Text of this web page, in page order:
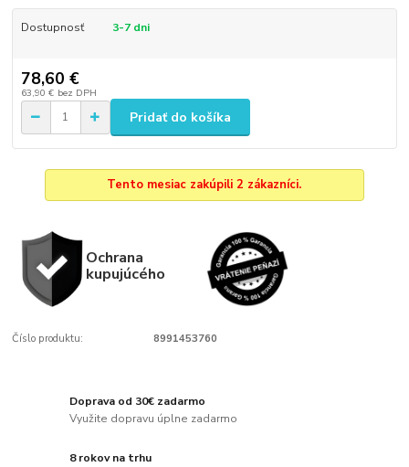
Dostupnosť 3-7 dni
78,60 €
63,90 € bez DPH
Pridať do košíka
Tento mesiac zakúpili 2 zákazníci.
Ochrana
kupujúcého
Číslo produktu: 8991453760
Doprava od 30€ zadarmo
Využite dopravu úplne zadarmo
8 rokov na trhu